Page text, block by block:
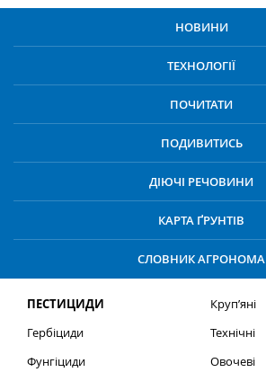
НОВИНИ
ТЕХНОЛОГІЇ
ПОЧИТАТИ
ПОДИВИТИСЬ
ДІЮЧІ РЕЧОВИНИ
КАРТА ҐРУНТІВ
СЛОВНИК АГРОНОМА
ПЕСТИЦИДИ
Гербіциди
Фунгіциди
Круп’яні
Технічні
Овочеві